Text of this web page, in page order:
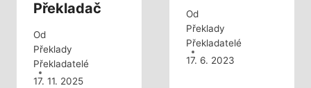
Překladač
Od
Překlady
Překladatelé
17. 11. 2025
Od
Překlady
Překladatelé
17. 6. 2023